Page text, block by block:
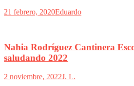
21 febrero, 2020Eduardo
Nahia Rodríguez Cantinera
saludando 2022
2 noviembre, 2022J. L.